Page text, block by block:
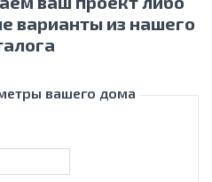
варианты из нашего
вашего дома